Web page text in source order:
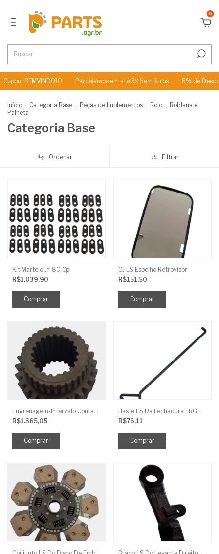
0
Parcelamos em até 3x Sem Juros 5% de Desconto no
Início . Categoria Base . Peças de Implementos . Rolo . Roldana e
Palheta
Categoria Base
Ordenar Filtrar
Kit Martelo Jf-80 Cpl
R$1.039,90
CJ LS Espelho Retrovisor
R$151,50
R$1.365,05
R$76,11